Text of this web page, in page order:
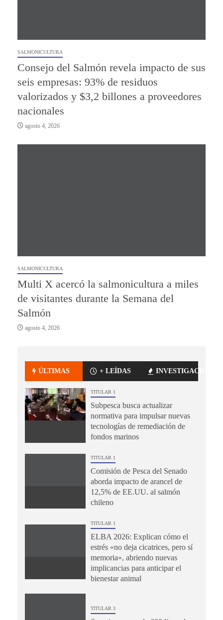
SALMONICULTURA
Consejo del Salmón revela impacto de sus
seis empresas: 93% de residuos
valorizados y $3,2 billones a proveedores
nacionales
agosto 4, 2026
SALMONICULTURA
Multi X acercó la salmonicultura a miles
de visitantes durante la Semana del
Salmón
agosto 4, 2026
ÚLTIMAS + LEÍDAS INVESTIGACIÓN
TITULAR 1
Subpesca busca actualizar
normativa para impulsar nuevas
tecnologías de remediación de
fondos marinos
TITULAR 1
Comisión de Pesca del Senado
aborda impacto de arancel de
12,5% de EE.UU. al salmón
chileno
TITULAR 1
ELBA 2026: Explican cómo el
estrés «no deja cicatrices, pero sí
memoria», abriendo nuevas
implicancias para anticipar el
bienestar animal
TITULAR 3